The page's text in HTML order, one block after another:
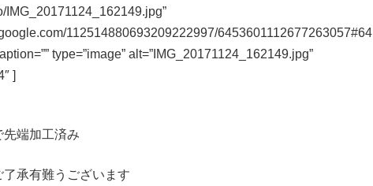
112514880693209222997/6453601112677263057#64
type=”image” alt=”IMG_20171124_162149.jpg”
]
端加工済み
承有難うございます